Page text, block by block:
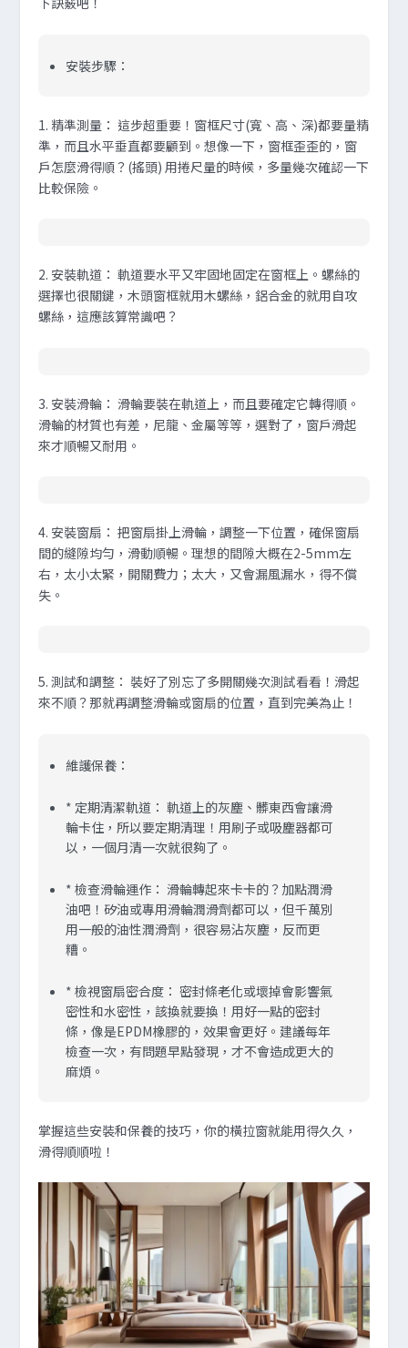
安裝步驟：
1.精準測量 ： 這步超重要！窗框尺寸(寬、高、深)都要量精
準，而且水平垂直都要顧到。想像一下，窗框歪歪的，窗
戶怎麼滑得順？(搖頭) 用捲尺量的時候，多量幾次確認一下
比較保險。
2. 安裝軌道 ： 軌道要水平又牢固地固定在窗框上。螺絲的
選擇也很關鍵，木頭窗框就用木螺絲，鋁合金的就用自攻
螺絲，這應該算常識吧？
3. 安裝滑輪 ： 滑輪要裝在軌道上，而且要確定它轉得順。
滑輪的材質也有差，尼龍、金屬等等，選對了，窗戶滑起
來才順暢又耐用。
4. 安裝窗扇 ： 把窗扇掛上滑輪，調整一下位置，確保窗扇
間的縫隙均勻，滑動順暢。理想的間隙大概在2-5mm左
右，太小太緊，開關費力；太大，又會漏風漏水，得不償
失。
5.測試和調整 ： 裝好了別忘了多開關幾次測試看看！滑起
來不順？那就再調整滑輪或窗扇的位置，直到完美為止！
維護保養 ：
* 定期清潔軌道 ： 軌道上的灰塵、髒東西會讓滑
輪卡住，所以要定期清理！用刷子或吸塵器都可
以，一個月清一次就很夠了。
*檢查滑輪運作 ： 滑輪轉起來卡卡的？加點潤滑
油吧！矽油或專用滑輪潤滑劑都可以，但千萬別
用一般的油性潤滑劑，很容易沾灰塵，反而更
糟。
*檢視窗扇密合度 ： 密封條老化或壞掉會影響氣
密性和水密性，該換就要換！用好一點的密封
條，像是EPDM橡膠的，效果會更好。建議每年
檢查一次，有問題早點發現，才不會造成更大的
麻煩。
掌握這些安裝和保養的技巧，你的橫拉窗就能用得久久，
滑得順順啦！